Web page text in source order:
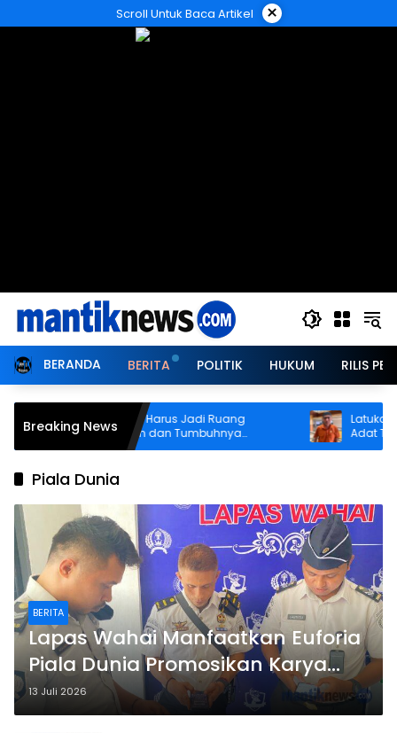
ke
Scroll Untuk Baca Artikel ×
BERANDA BERITA POLITIK HUKUM RILIS
Breaking News
Wawali: Musik Harus Jadi Ruang
Persaudaraan dan Tumbuhnya
Kreativitas Generasi Muda
Latukaisupy:
Adat Tak
Rumah
Piala Dunia
BERITA
Lapas Wahai Manfaatkan Euforia
Piala Dunia Promosikan Karya
dan Citra Positif WB
13 Juli 2026